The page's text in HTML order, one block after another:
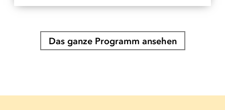
Das ganze Programm ansehen